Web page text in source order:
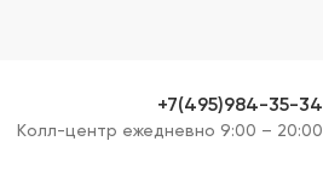
+7(495)984-35-34
Kолл-центр ежедневно 9:00 – 20:00